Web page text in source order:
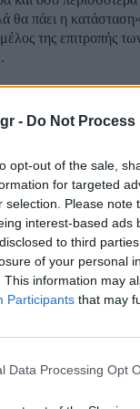
- Do Not
opt-out of the sale,
for targeted
selection. Please
interest-based ads
to third
of your personal
This information may
Participants that may
Data Processing Opt
θα πάει η
της επιτροπής
από Βρετανία,
κοινότητα, όπως
του
το μεταλλαγμένο...
θα
σήμερα
ανέφερε ο